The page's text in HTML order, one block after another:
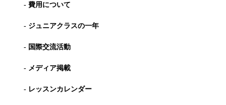
- 費用について
- ジュニアクラスの一年
- 国際交流活動
- メディア掲載
- レッスンカレンダー